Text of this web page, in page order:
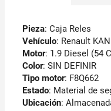
Pieza: Caja Reles
Vehículo: Renault
Motor: 1.9 Diesel (54
Color: SIN DEFINIR
Tipo motor: F8Q662
Estado: Material de
Ubicación: